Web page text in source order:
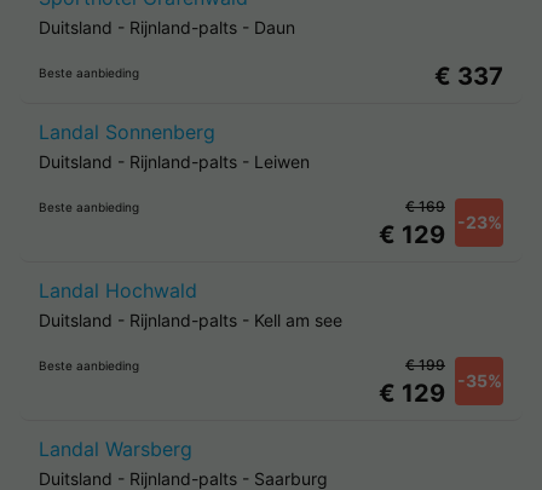
Duitsland - Rijnland-palts - Daun
Beste aanbieding € 337
Landal Sonnenberg
Duitsland - Rijnland-palts - Leiwen
Beste aanbieding
€ 129 -23%
€ 169
Landal Hochwald
Duitsland - Rijnland-palts - Kell am see
Beste aanbieding
€ 129 -35%
€ 199
Landal Warsberg
Duitsland - Rijnland-palts - Saarburg